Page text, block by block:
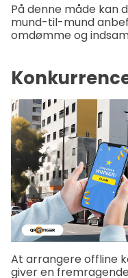
På denne måde kan
mund-til-mund
omdømme og
At arrangere offline
giver en